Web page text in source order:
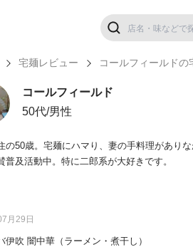
宅麺レビュー コールフィールドの
コールフィールド
50代/男性
の50歳。宅麺にハマり、妻の手料理があり
普及活動中。特に二郎系が大好きです。
月29日
伊吹 闇中華（ラーメン・煮干し）